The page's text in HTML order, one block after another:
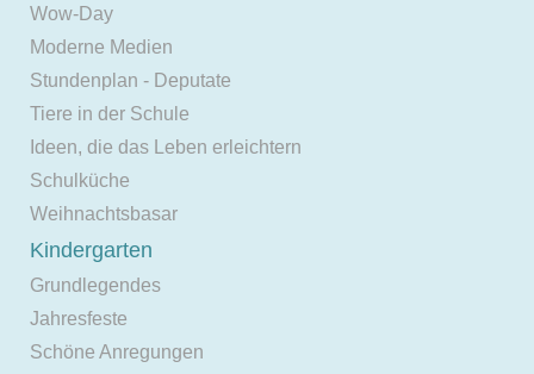
Wow-Day
Moderne Medien
Stundenplan - Deputate
Tiere in der Schule
Ideen, die das Leben erleichtern
Schulküche
Weihnachtsbasar
Kindergarten
Grundlegendes
Jahresfeste
Schöne Anregungen